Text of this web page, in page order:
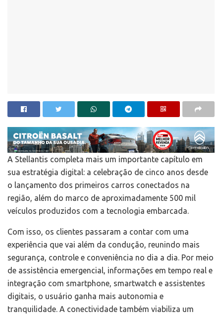
A Stellantis completa mais um importante capítulo em
sua estratégia digital: a celebração de cinco anos desde
o lançamento dos primeiros carros conectados na
região, além do marco de aproximadamente 500 mil
veículos produzidos com a tecnologia embarcada.
Com isso, os clientes passaram a contar com uma
experiência que vai além da condução, reunindo mais
segurança, controle e conveniência no dia a dia. Por meio
de assistência emergencial, informações em tempo real e
integração com smartphone, smartwatch e assistentes
digitais, o usuário ganha mais autonomia e
tranquilidade. A conectividade também viabiliza um